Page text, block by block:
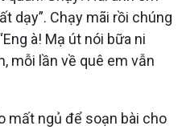
dạy”. Chạy mãi rồi chúng
à! Mạ út nói bữa ni
mỗi lần về quê em vẫn
mất ngủ để soạn bài cho